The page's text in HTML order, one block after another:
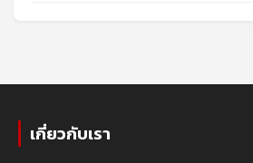
เกี่ยวกับเรา